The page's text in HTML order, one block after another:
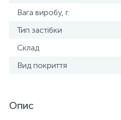
Вага виробу, г.
Тип застібки
Склад
Вид покриття
Опис